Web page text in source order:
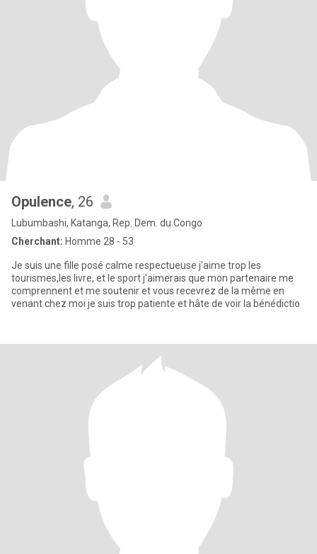
Opulence, 26
Lubumbashi, Katanga, Rep. Dem. du Congo
Cherchant: Homme 28 - 53
Je suis une fille posé calme respectueuse j'aime trop les
tourismes,les livre, et le sport j'aimerais que mon partenaire me
comprennent et me soutenir et vous recevrez de la même en
venant chez moi je suis trop patiente et hâte de voir la bénédictio